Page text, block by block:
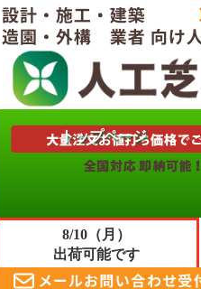
トップページ
8/10（月）
出荷可能です
※ 午前10時30分までのご入金確認。